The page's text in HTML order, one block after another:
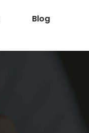
Blog